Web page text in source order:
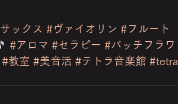
ックス #ヴァイオリン #フルート
#アロマ #セラピー #バッチフラワ
#教室 #美音活 #テトラ音楽館 #tetra